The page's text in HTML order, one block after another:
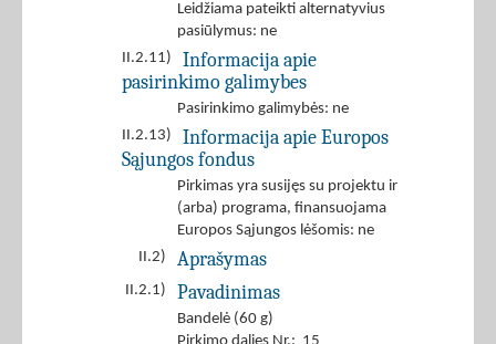
Leidžiama pateikti alternatyvius
pasiūlymus: ne
II.2.11)
Informacija apie
pasirinkimo galimybes
Pasirinkimo galimybės: ne
II.2.13)
Informacija apie Europos
Sąjungos fondus
Pirkimas yra susijęs su projektu ir
(arba) programa, finansuojama
Europos Sąjungos lėšomis: ne
II.2)
Aprašymas
II.2.1) Pavadinimas
Bandelė (60 g)